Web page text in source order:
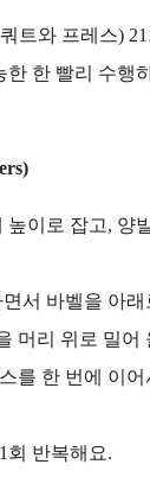
트와 프레스) 21
한 한 빨리 수행
이로 잡고, 양
서 바벨을 아래
머리 위로 밀어
를 한 번에 이
회 반복해요.